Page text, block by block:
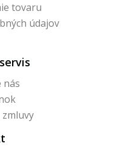
tovaru
údajov
nás